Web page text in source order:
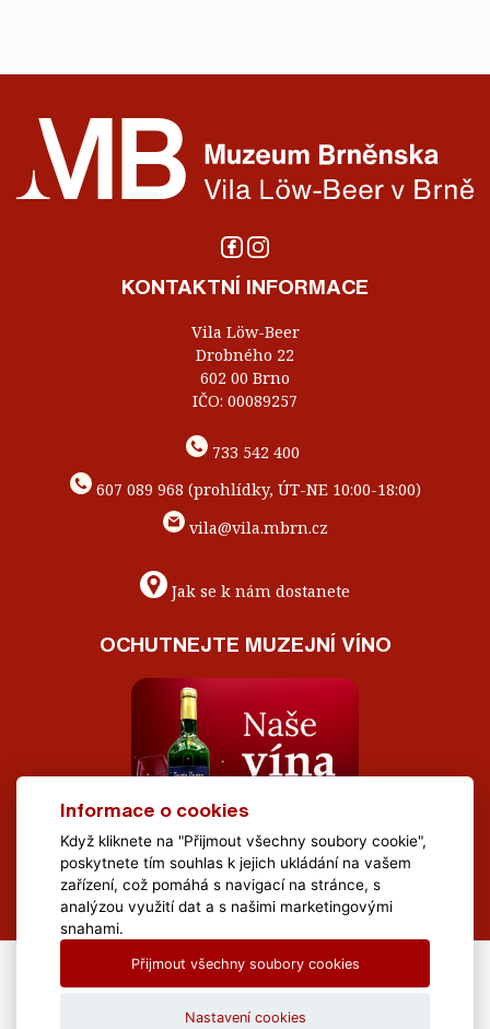
KONTAKTNÍ INFORMACE
Vila Löw-Beer
Drobného 22
602 00 Brno
IČO: 00089257
733 542 400
607 089 968 (prohlídky, ÚT-NE 10:00-18:00)
vila@vila.mbrn.cz
Jak se k nám dostanete
OCHUTNEJTE MUZEJNÍ VÍNO
All Rights Reserved Muzeum Brněnska © 2020, Webdesign by
Informace o cookies
Když kliknete na "Přijmout všechny soubory cookie",
poskytnete tím souhlas k jejich ukládání na vašem
zařízení, což pomáhá s navigací na stránce, s
analýzou využití dat a s našimi marketingovými
snahami.
Přijmout všechny soubory cookies
Nastavení cookies